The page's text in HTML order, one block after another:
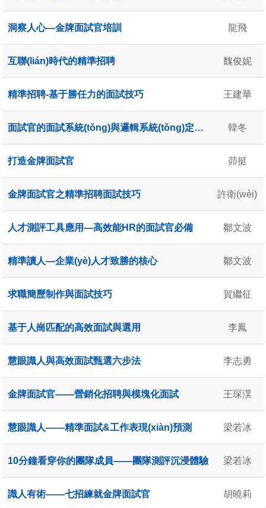
洞察人心—金牌面試官培訓 龍飛
互聯(lián)時代的精準招聘 魏俊妮
精準招聘-基于勝任力的面試技巧 王建華
面試官的面試系統(tǒng)與邏輯系統(tǒng)定制課 韓冬
打造金牌面試官 茆挺
金牌面試官之精準招聘面試技巧 許衛(wèi)
人才測評工具應用—高效能HR的面試官必備 鄒文波
精準讀人—企業(yè)人才致勝的核心 鄒文波
求職簡歷制作與面試技巧 賀繼征
基于人崗匹配的高效面試與選用 李鳳
慧眼識人與高效面試甄選六步法 李志勇
金牌面試官——營銷化招聘與模塊化面試 王琛淏
慧眼識人——精準面試&工作表現(xiàn)預測 梁若冰
10分鐘看穿你的團隊成員——團隊測評沉浸體驗 梁若冰
識人有術——七招練就金牌面試官 胡曉莉